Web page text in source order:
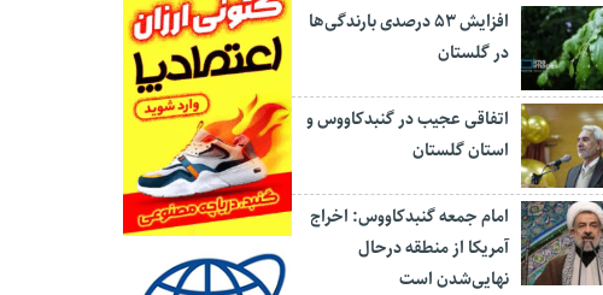
افزایش ۵۳ درصدی بارندگی‌ها
در گلستان
اتفاقی عجیب در‌ گنبدکاووس و
استان گلستان
امام جمعه گنبدکاووس: اخراج
آمریکا از منطقه درحال
نهایی‌شدن است